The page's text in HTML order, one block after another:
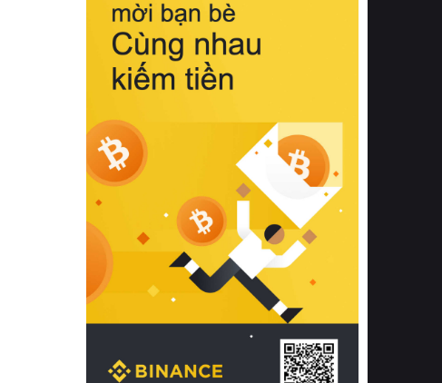
hồi chuẩn xác của phần đệm nâng đỡ
cột sống.
Bên cạnh đó, việc lựa chọn các dòng
sản phẩm đạt chuẩn chất lượng quốc
tế còn giúp ngăn ngừa tình trạng kích
khuẩn và nấm mốc trong điều kiện
thời tiết nóng ẩm. Bạn có thể tìm hiểu
thêm các nghiên cứu khoa học về tác
động của giấc ngủ và môi trường
phòng ngủ đối với sức khỏe con
người tại Sleep Foundation (External
Link) để có cái nhìn toàn diện hơn.
2. Các tiêu chí vàng khi lựa chọn
chăn ga gối đệm cao cấp cho phòng
ngủ
Để sở hữu một bộ chăn ga gối đệm
cao cấp hoàn hảo cả về thẩm mỹ lẫn
công năng, người tiêu dùng cần cân
nhắc kỹ lưỡng các tiêu chí quan trọng